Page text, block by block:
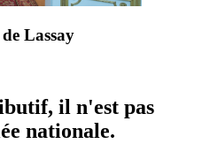
Lassay
il n'est pas
nationale.